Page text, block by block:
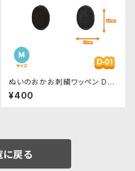
ぬいのおかお刺繍ワッペン D-0
1-Mサイズ 目・左右セット
¥400
戻る